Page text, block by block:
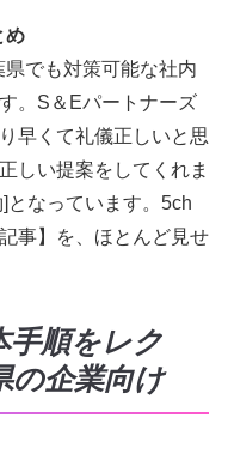
め
でも対策可能な社内
。S＆Eパートナーズ
早くて礼儀正しいと思
しい提案をしてくれま
となっています。5ch
事】を、ほとんど見せ
手順をレク
の企業向け